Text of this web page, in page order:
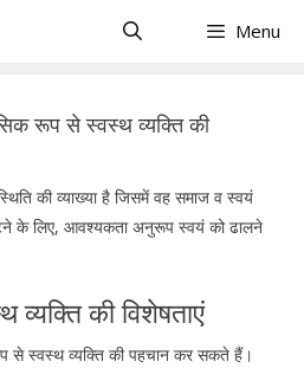
Menu
रूप से स्वस्थ व्यक्ति की
की व्याख्या है जिसमें वह समाज व स्वयं
के लिए, आवश्यकता अनुरूप स्वयं को ढालने
की विशेषताएं
से स्वस्थ व्यक्ति की पहचान कर सकते हैं।